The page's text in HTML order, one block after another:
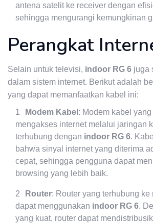
antena satelit ke receiver dengan
sehingga mengurangi kemungkinan
Perangkat
Selain untuk televisi, indoor RG 6 juga
dalam sistem internet. Berikut adalah
yang dapat memanfaatkan kabel ini:
Modem Kabel : Modem kabel
mengakses internet melalui jaringan
terhubung dengan indoor RG 6.
bahwa sinyal internet yang diterima
cepat, sehingga pengguna dapat
browsing yang lebih baik.
Router: Router yang terhubung
dapat menggunakan indoor RG 6.
yang kuat, router dapat